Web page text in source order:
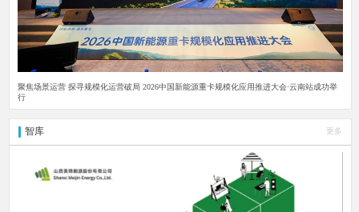
聚焦场景运营 探寻规模化运营破局 2026中国新能源重卡规模化应用推进大会·云南站成功举
行
智库 更多